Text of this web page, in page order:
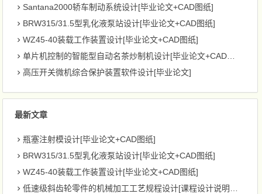
Santana2000轿车制动系统设计[毕业论文+CAD图纸]
BRW315/31.5型乳化液泵站设计[毕业论文+CAD图纸]
WZ45-40装载工作装置设计[毕业论文+CAD图纸]
单片机控制的智能型自动名茶炒制机设计[毕业论文+CAD图纸]
高压开关微机综合保护装置软件设计[毕业论文]
最新文章
瓶塞注射模设计[毕业论文+CAD图纸]
BRW315/31.5型乳化液泵站设计[毕业论文+CAD图纸]
WZ45-40装载工作装置设计[毕业论文+CAD图纸]
低速级斜齿轮零件的机械加工工艺规程设计[课程设计说明书+CAD图纸]